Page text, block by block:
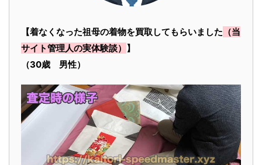
【着なくなった祖母の着物を買取してもらいました （当
サイト管理人の実体験談） 】
（30歳 男性）